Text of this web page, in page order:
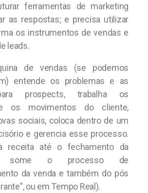
ferramentas de marketing
as respostas; e precisa utilizar
os instrumentos de vendas e
leads.
de vendas (se podemos
entende os problemas e as
prospects, trabalha os
os movimentos do cliente,
sociais, coloca dentro de um
e gerencia esse processo.
receita até o fechamento da
some o processo de
da venda e também do pós
ou em Tempo Real).